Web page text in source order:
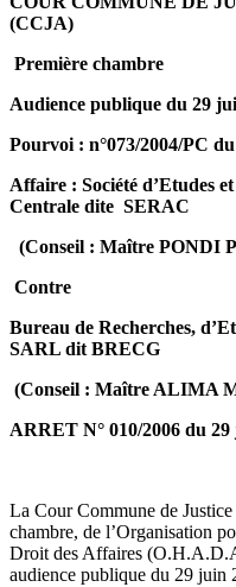
(CCJA)
Première chambre
Audience publique du 29
Pourvoi : n°073/2004/PC
Affaire : Société d’Etudes
Centrale dite SERAC
(Conseil : Maître PONDI
Contre
Bureau de Recherches,
SARL dit BRECG
(Conseil : Maître ALIMA
ARRET N° 010/2006 du 29
La Cour Commune de
chambre, de l’Organisation
Droit des Affaires
audience publique du 29 juin